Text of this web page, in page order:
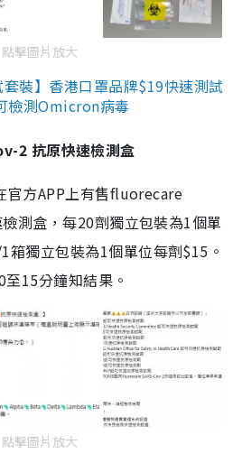
點擊圖片放大
裝】香港口罩品牌$19快速測試
檢測Omicron病毒
2 抗原快速檢測盒
官方APP上有售fluorecare
測盒，每20劑獨立包裝為1個單
獨立包裝為1個單位每劑$15。
15分鐘知結果。
點擊圖片放大